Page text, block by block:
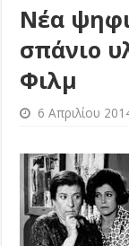
Νέα
σπάνιο
Φιλμ
6 Απριλίου